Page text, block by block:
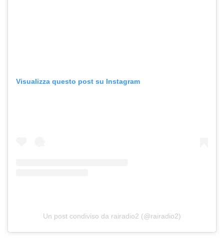
Visualizza questo post su Instagram
Un post condiviso da rairadio2 (@rairadio2)